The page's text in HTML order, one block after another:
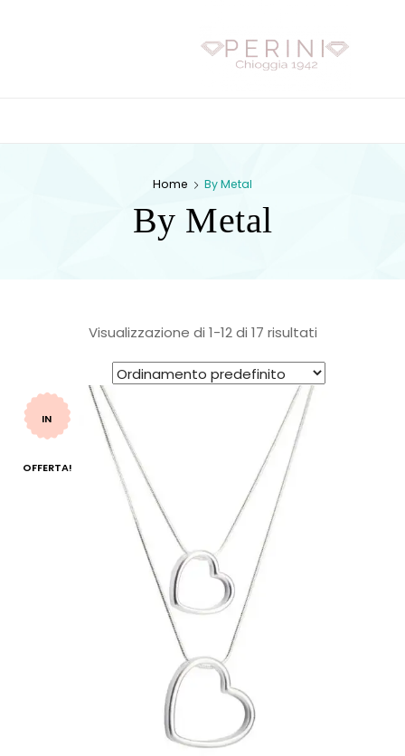
Home By Metal
By Metal
Visualizzazione di 1-12 di 17 risultati
IN
OFFERTA!